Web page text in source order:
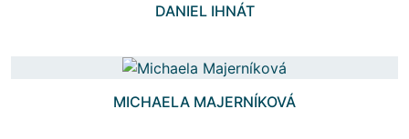
DANIEL IHNÁT
MICHAELA MAJERNÍKOVÁ